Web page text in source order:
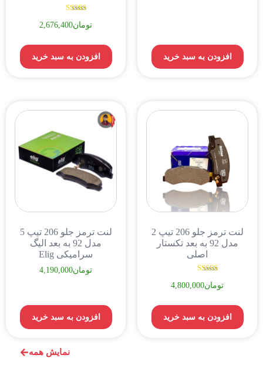
نمایش همه
افزودن به سبد خرید
5.00تومان2,676,400
افزودن به سبد خرید
لنت ترمز جلو 206 تیپ 2
مدل 92 به بعد تکستار
اصلی
5.00تومان4,800,000
افزودن به سبد خرید
لنت ترمز جلو 206 تیپ 5
مدل 92 به بعد الیگ
سرامیکی Elig
تومان4,190,000
افزودن به سبد خرید